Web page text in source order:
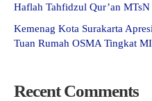
Haflah Tahfidzul Qur’an MTsN
Kemenag Kota Surakarta
Tuan Rumah OSMA Tingkat
Recent Comments